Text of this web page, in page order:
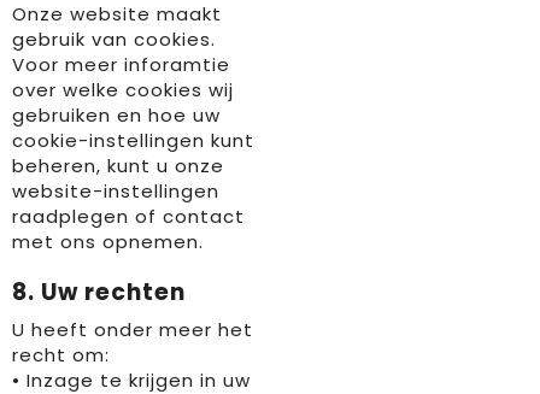
Onze website maakt
gebruik van cookies.
Voor meer inforamtie
over welke cookies wij
gebruiken en hoe uw
cookie-instellingen kunt
beheren, kunt u onze
website-instellingen
raadplegen of contact
met ons opnemen.
8. Uw rechten
U heeft onder meer het
recht om:
• Inzage te krijgen in uw